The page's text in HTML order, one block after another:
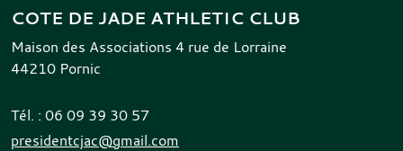
COTE DE JADE ATHLETIC CLUB
Maison des Associations 4 rue de Lorraine
44210 Pornic
Tél. : 06 09 39 30 57
presidentcjac@gmail.com